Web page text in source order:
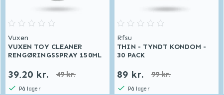
Vuxen
VUXEN TOY CLEANER
RENGØRINGSSPRAY 150ML
39,20 kr. 49 kr.
På lager
Rfsu
THIN - TYNDT KONDOM -
30 PACK
89 kr. 99 kr.
På lager